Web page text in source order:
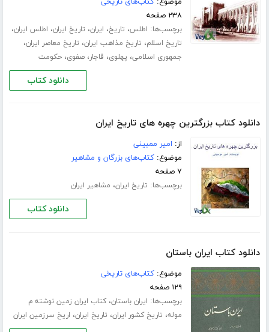
۲۳۸ صفحه
برچسب‌ها: اطلس، تاریخ، ایران، تاریخ ایران، اطلس ایران،
تاریخ اسلام، تاریخ مذاهب ایران، تاریخ معاصر ایران،
جمهوری اسلامی، پهلوی، قاجار،صفوی،حکومت
دانلود کتاب
دانلود کتاب بزرگترین چهره های تاریخ ایران
از: امیر ممبینی
موضوع:کتاب‌های بزرگان و مشاهیر
۷ صفحه
برچسب‌ها: تاریخ ایران، مشاهیر ایران
دانلود کتاب
دانلود کتاب ایران باستان
موضوع:کتاب‌های تاریخی
۱۲۹ صفحه
برچسب‌ها: ایران باستان،کتاب ایران زمین نوشته م
موله، تاریخ کشور ایران، تاریخ ایران، اریخ سرزمین ایران